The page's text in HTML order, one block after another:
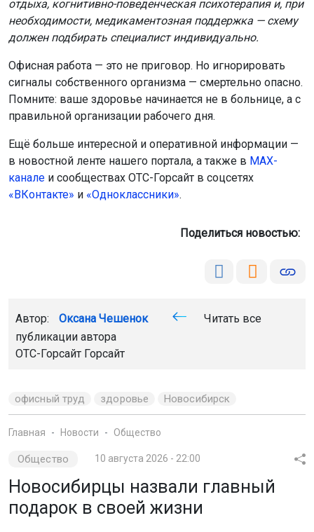
отдыха, когнитивно-поведенческая психотерапия и, при
необходимости, медикаментозная поддержка — схему
должен подбирать специалист индивидуально.
Офисная работа — это не приговор. Но игнорировать
сигналы собственного организма — смертельно опасно.
Помните: ваше здоровье начинается не в больнице, а с
правильной организации рабочего дня.
Ещё больше интересной и оперативной информации —
в новостной ленте нашего портала, а также в МАХ-
канале и сообществах ОТС-Горсайт в соцсетях
«ВКонтакте» и «Одноклассники».
Поделиться новостью:
Автор: Оксана Чешенок
Читать все
публикации автора
ОТС-Горсайт Горсайт
офисный труд здоровье Новосибирск
Главная Новости Общество
Общество 10 августа 2026 - 22:00
Новосибирцы назвали главный
подарок в своей жизни